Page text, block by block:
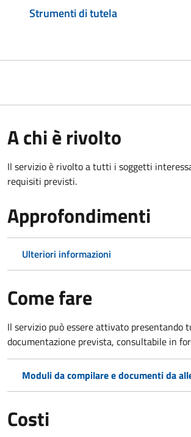
Strumenti di tutela
A chi è rivolto
Il servizio è rivolto a tutti i soggetti
requisiti previsti.
Approfondimenti
Ulteriori informazioni
Come fare
Il servizio può essere attivato presentando
documentazione prevista, consultabile in
Moduli da compilare e documenti da
Costi